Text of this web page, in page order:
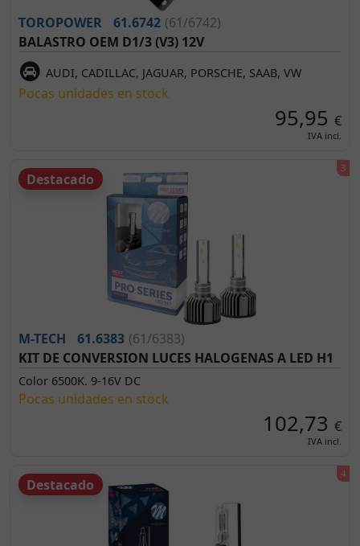
TOROPOWER 61.6742 (61/6742)
BALASTRO OEM D1/3 (V3) 12V
AUDI, CADILLAC, JAGUAR, PORSCHE, SAAB, VW
Pocas unidades en stock
95,95 €
IVA incl.
Destacado
M-TECH 61.6383 (61/6383)
KIT DE CONVERSION LUCES HALOGENAS A LED H1
Color 6500K. 9-16V DC
Pocas unidades en stock
102,73 €
IVA incl.
Destacado